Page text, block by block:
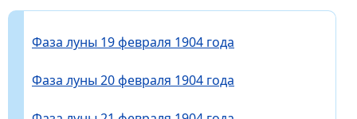
Фаза луны 19 февраля 1904 года
Фаза луны 20 февраля 1904 года